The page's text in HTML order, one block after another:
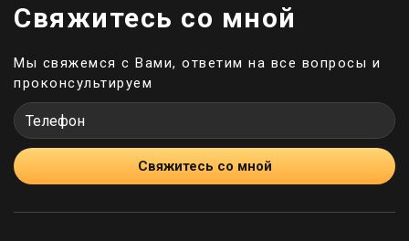
внутри, должен поднять трубку и связь будет
налажена. Во время разговора есть возможность
снабжены электронным замком, то открыть их
можно дистанционно. Для этого на приборе
предусмотрена кнопка отпирания замка.
Описание функционала
Существуют аудиодомофоны на одного абонента
может применяться на закрытых территориях для
Свяжитесь со мной
Мы свяжемся с Вами, ответим на все вопросы и
проконсультируем
Свяжитесь со мной